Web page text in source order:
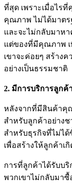
ที่สุด เพราะเมื่อไร
คุณภาพ ไม่ได้มาตร
และจะไม่กลับมาห
แต่ของที่มีคุณภาพ เ
เขาจะค่อยๆ สร้าง
อย่างเป็นธรรมชาติ
2. มีการบริการลูกค้
หลังจากที่มีสินค้าคุ
สำหรับลูกค้าอย่าง
สำหรับธุรกิจที่ไม่ไ
เพื่อสร้างให้ลูกค้าเ
การที่ลูกค้าได้รับบริ
พวกเขาไม่กลับมาซื้